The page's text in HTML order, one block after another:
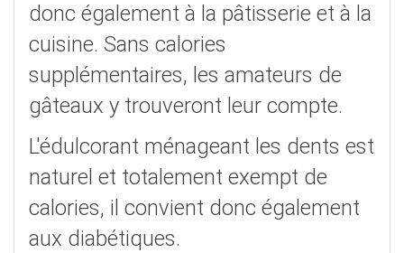
donc également à la pâtisserie et à la
cuisine. Sans calories
supplémentaires, les amateurs de
gâteaux y trouveront leur compte.
L'édulcorant ménageant les dents est
naturel et totalement exempt de
calories, il convient donc également
aux diabétiques.